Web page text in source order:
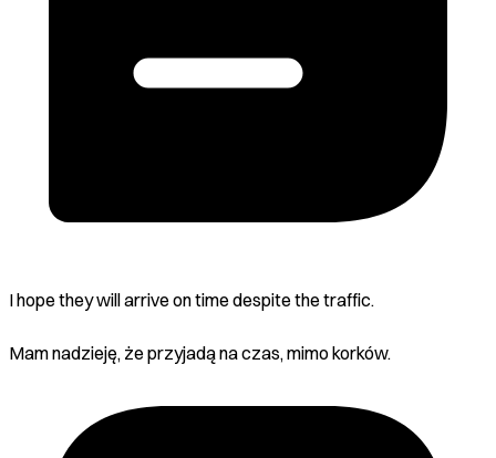
I hope they will arrive on time despite the traffic.
Mam nadzieję, że przyjadą na czas, mimo korków.